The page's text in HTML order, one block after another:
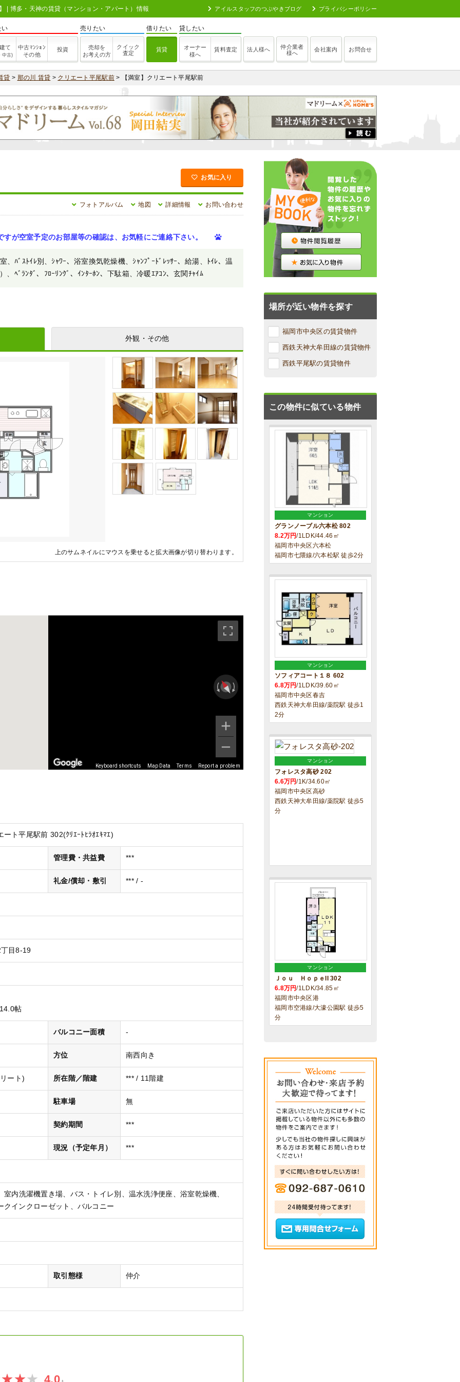
| 博多・天神の賃貸（マンション・アパート）情報 アイルスタッフのつぶやきブログ プライバシーポリシー
い
て
中古)
中古ﾏﾝｼｮﾝ
その他
投資
売りたい
売却を
お考えの方
クイック
査定
借りたい
賃貸
貸したい
オーナー
様へ
賃料査定 法人様へ
仲介業者
様へ
会社案内 お問合せ
貸 > 那の川 賃貸 > クリエート平尾駅前> 【満室】クリエート平尾駅前
お気に入り
フォトアルバム 地図 詳細情報 お問い合わせ
すが空室予定のお部屋等の確認は、お気軽にご連絡下さい。
ﾊﾞｽﾄｲﾚ別、ｼｬﾜｰ、浴室換気乾燥機、ｼｬﾝﾌﾟｰﾄﾞﾚｯｻｰ、給湯、ﾄｲﾚ、温
ﾍﾞﾗﾝﾀﾞ、ﾌﾛｰﾘﾝｸﾞ、ｲﾝﾀｰﾎﾝ、下駄箱、冷暖ｴｱｺﾝ、玄関ﾁｬｲﾑ
外観・その他
上のサムネイルにマウスを乗せると拡大画像が切り替わります。
Keyboard shortcuts Map Data Terms Report a problem
ト平尾駅前 302(ｸﾘｴｰﾄﾋﾗｵｴｷﾏｴ)
管理費・共益費 ***
礼金/償却・敷引 *** / -
目8-19
帖
バルコニー面積 -
方位 南西向き
ート) 所在階／階建 *** / 11階建
駐車場 無
契約期間 ***
現況（予定年月） ***
室内洗濯機置き場 バス・トイレ別 温水洗浄便座
浴室乾燥機
クインクローゼット
バルコニー
取引態様 仲介
4.0
場所が近い物件を探す
福岡市中央区の賃貸物件
西鉄天神大牟田線の賃貸物件
西鉄平尾駅の賃貸物件
この物件に似ている物件
マンション
グランノーブル六本松 802
8.2万円/1LDK/44.46㎡
福岡市中央区六本松
福岡市七隈線/六本松駅 徒歩2分
マンション
ソフィアコート１８ 602
6.8万円/1LDK/39.60㎡
福岡市中央区春吉
西鉄天神大牟田線/薬院駅 徒歩1
2分
マンション
フォレスタ高砂 202
6.6万円/1K/34.60㎡
福岡市中央区高砂
西鉄天神大牟田線/薬院駅 徒歩5
分
マンション
Ｊｏｕ ＨｏｐｅII 302
6.8万円/1LDK/34.85㎡
福岡市中央区港
福岡市空港線/大濠公園駅 徒歩5
分